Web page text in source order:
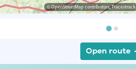
© OpenStreetMap contributors, Tracestrack
Open route